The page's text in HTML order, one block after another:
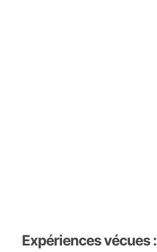
Expériences vécues :